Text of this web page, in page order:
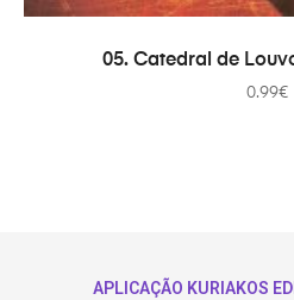
05. Catedral de
0.99€
APLICAÇÃO KURIAKOS